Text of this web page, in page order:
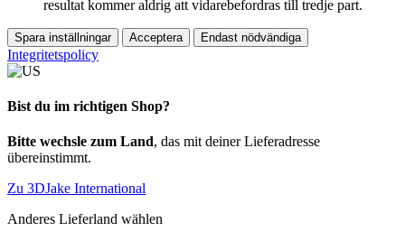
resultat kommer aldrig att vidarebefordras till tredje part.
Spara inställningar Acceptera Endast nödvändiga
Integritetspolicy
Bist du im richtigen Shop?
Bitte wechsle zum Land, das mit deiner Lieferadresse
übereinstimmt.
Zu 3DJake International
Anderes Lieferland wählen